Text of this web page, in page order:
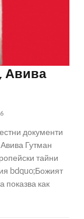
Авива
документи
Гутман
тайни
bdquo;Божият
показва как